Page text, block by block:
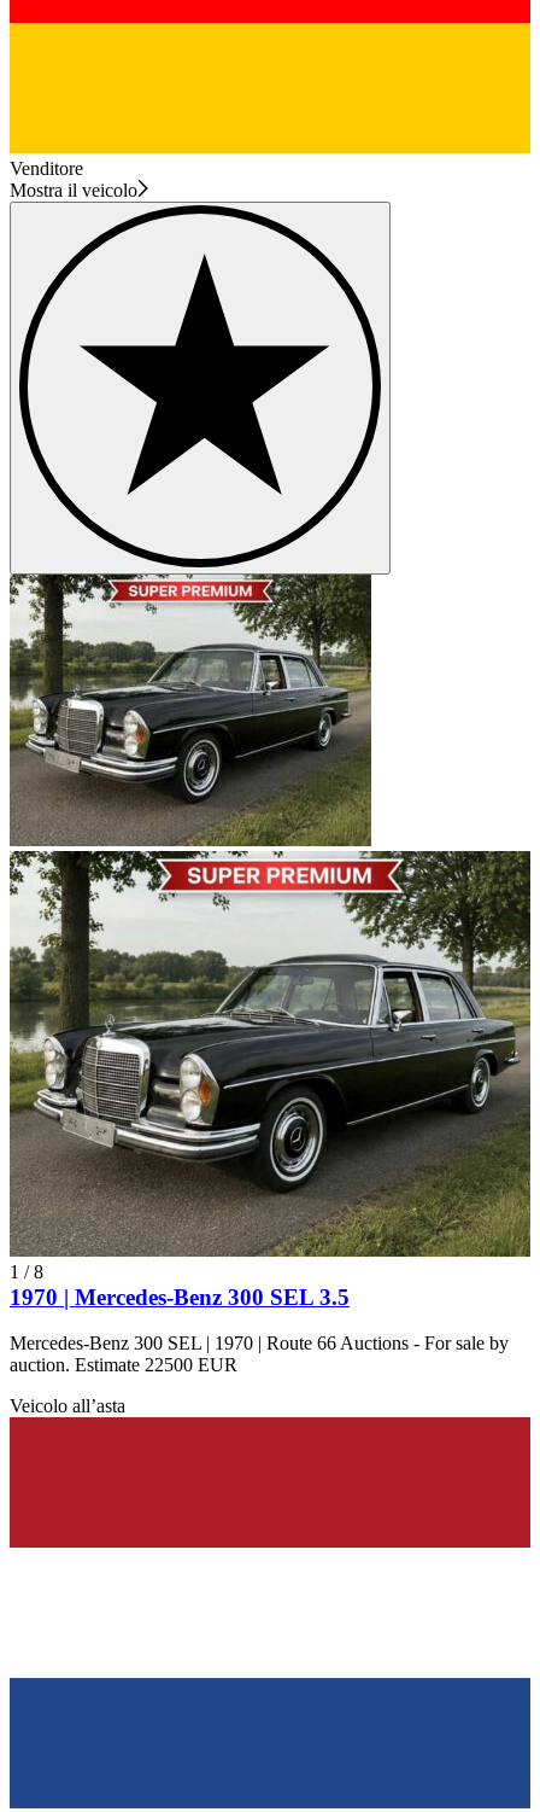
Venditore
Mostra il veicolo
1 /8
1970 | Mercedes-Benz 300 SEL 3.5
Mercedes-Benz 300 SEL | 1970 | Route 66 Auctions - For sale by
auction. Estimate 22500 EUR
Veicolo all’asta